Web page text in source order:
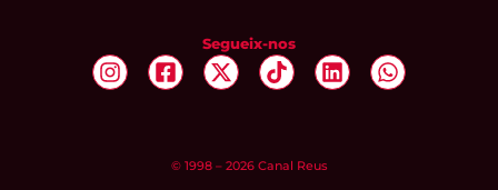
Segueix-nos
© 1998 – 2026 Canal Reus